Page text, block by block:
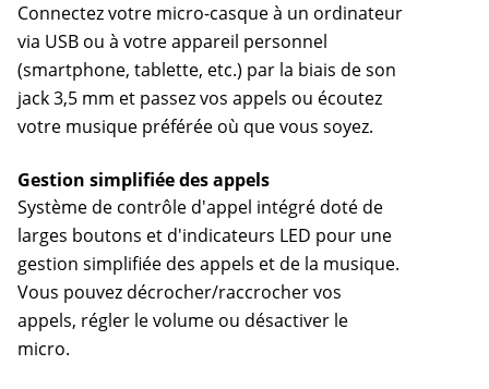
Connectez votre micro-casque à un ordinateur
via USB ou à votre appareil personnel
(smartphone, tablette, etc.) par la biais de son
jack 3,5 mm et passez vos appels ou écoutez
votre musique préférée où que vous soyez.
Gestion simplifiée des appels
Système de contrôle d'appel intégré doté de
larges boutons et d'indicateurs LED pour une
gestion simplifiée des appels et de la musique.
Vous pouvez décrocher/raccrocher vos
appels, régler le volume ou désactiver le
micro.